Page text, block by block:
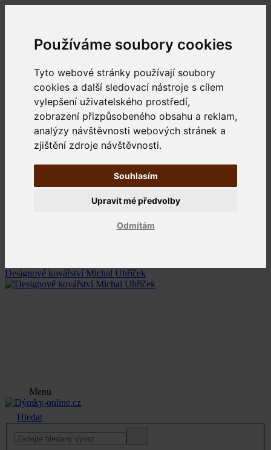
Používáme soubory cookies
Tyto webové stránky používají soubory
cookies a další sledovací nástroje s cílem
vylepšení uživatelského prostředí,
zobrazení přizpůsobeného obsahu a reklam,
analýzy návštěvnosti webových stránek a
zjištění zdroje návštěvnosti.
Souhlasím
Odmítám
Upravit mé předvolby
Designové kovářství Michal Uhříček
Menu
Hledat